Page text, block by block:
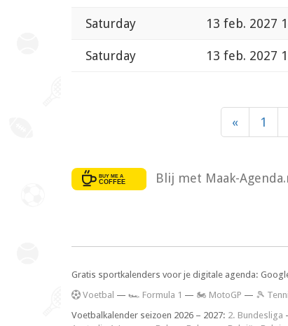
Saturday 13 feb. 2027
Saturday 13 feb. 2027
« 1
Blij met Maak-
Gratis sportkalenders voor je digitale agenda:
Voetbal — 🏎️ Formula 1 — 🏍 MotoGP — 🎾
Voetbalkalender seizoen 2026 – 2027: 2. Bundesliga -